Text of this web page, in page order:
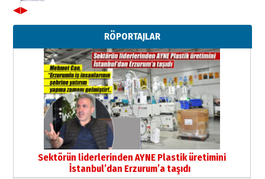
Ahmed Yesevi’den bir Alperen…
”Reisimiz” idi… Hakka yürüdü.!
26 Mart 2026 Perşembe
Cem Bakırcı
Ardında bıraktığı hatıralarıyla
gönül adamı Faruk Terzioğlu!
13 Mayıs 2026 Çarşamba
Esat BİNDESEN
Başkan Sekmen’den Erzurum’a
bir vizyon proje daha!
02 Ağustos 2026 Pazar
◀▶
RÖPORTAJLAR
Sektörün liderlerinden AYNE Plastik üretimini
İstanbul’dan Erzurum’a taşıdı